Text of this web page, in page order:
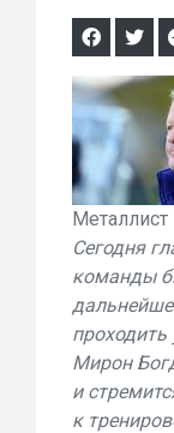
Металлист
Сегодня
команды
Мирон
и
к